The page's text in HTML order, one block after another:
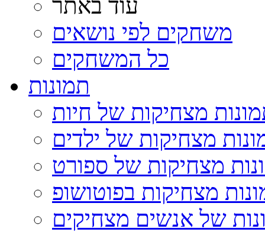
עוד באתר
משחקים לפי נושאים
כל המשחקים
תמונות
מצחיקות של חיות
מצחיקות של ילדים
מצחיקות של ספורט
מצחיקות בפוטושופ
של אנשים מצחיקים